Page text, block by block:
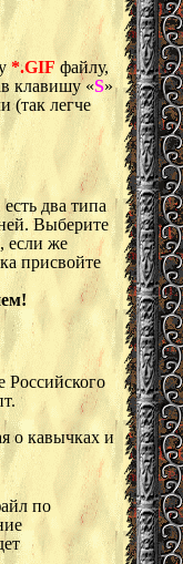
*.GIF файлу,
клавишу «S»
(так легче
два типа
Выберите
, если же
присвойте
Российского
о кавычках и
по